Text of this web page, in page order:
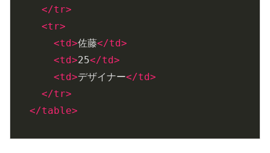
</tr>
<tr>
<td>佐藤</td>
<td>25</td>
<td>デザイナー</td>
</tr>
</table>